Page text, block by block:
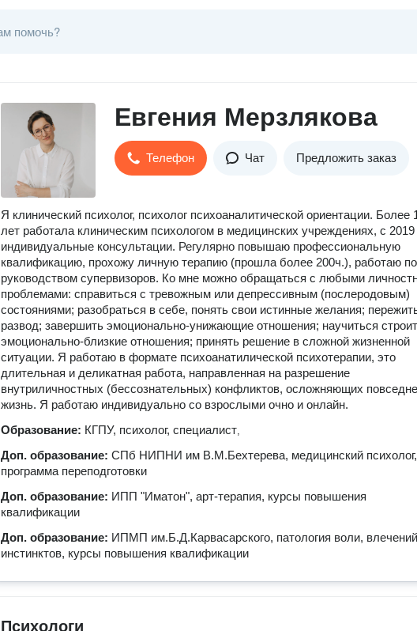
Евгения Мерзлякова
Телефон Чат Предложить заказ
Я клинический психолог, психолог психоаналитической ориентации. Более
лет работала клиническим психологом в медицинских учреждениях, с
индивидуальные консультации. Регулярно повышаю профессиональную
квалификацию, прохожу личную терапию (прошла более 200ч.), работаю
руководством супервизоров. Ко мне можно обращаться с любыми
проблемами: справиться с тревожным или депрессивным (послеродовым)
состояниями; разобраться в себе, понять свои истинные желания;
развод; завершить эмоционально-унижающие отношения; научиться
эмоционально-близкие отношения; принять решение в сложной жизненной
ситуации. Я работаю в формате психоанатилической психотерапии, это
длительная и деликатная работа, направленная на разрешение
внутриличностных (бессознательных) конфликтов, осложняющих
жизнь. Я работаю индивидуально со взрослыми очно и онлайн.
Образование: КГПУ, психолог, специалист,
Доп. образование: СПб НИПНИ им В.М.Бехтерева, медицинский психолог,
программа переподготовки
Доп. образование: ИПП "Иматон", арт-терапия, курсы повышения
квалификации
Доп. образование: ИПМП им.Б.Д.Карвасарского, патология воли,
инстинктов, курсы повышения квалификации
Психологи